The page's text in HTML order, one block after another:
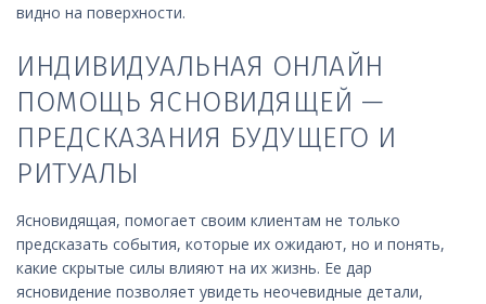
видно на поверхности.
ИНДИВИДУАЛЬНАЯ ОНЛАЙН
ПОМОЩЬ ЯСНОВИДЯЩЕЙ —
ПРЕДСКАЗАНИЯ БУДУЩЕГО И
РИТУАЛЫ
Ясновидящая, помогает своим клиентам не только
предсказать события, которые их ожидают, но и понять,
какие скрытые силы влияют на их жизнь. Ее дар
ясновидение позволяет увидеть неочевидные детали,